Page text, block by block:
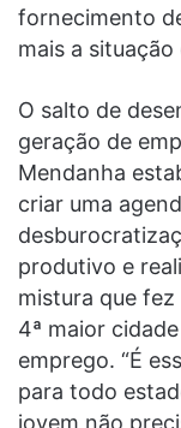
fornecimento
mais a
O salto de
geração de
Mendanha
criar uma
produtivo e
mistura que
4ª maior
emprego. “É
para todo
jovem não